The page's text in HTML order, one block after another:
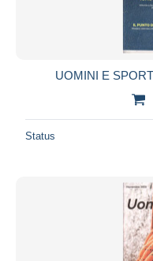
UOMINI E
Status